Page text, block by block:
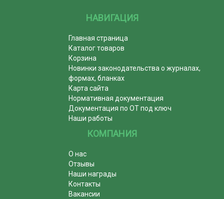
НАВИГАЦИЯ
Главная страница
Каталог товаров
Корзина
Новинки законодательства о журналах,
формах, бланках
Карта сайта
Нормативная документация
Документация по ОТ под ключ
Наши работы
КОМПАНИЯ
О нас
Отзывы
Наши награды
Контакты
Вакансии